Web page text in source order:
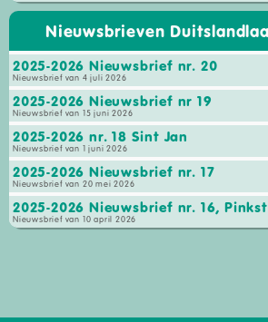
Nieuwsbrieven
2025-2026 Nieuwsbrief nr. 20
Nieuwsbrief van 4 juli 2026
2025-2026 Nieuwsbrief nr 19
Nieuwsbrief van 15 juni 2026
2025-2026 nr. 18 Sint Jan
Nieuwsbrief van 1 juni 2026
2025-2026 Nieuwsbrief nr. 17
Nieuwsbrief van 20 mei 2026
2025-2026 Nieuwsbrief nr. 16,
Nieuwsbrief van 10 april 2026